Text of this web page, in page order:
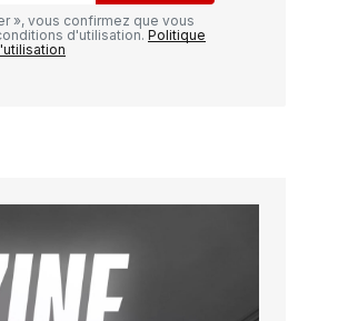
», vous confirmez que vous
d'utilisation. Politique